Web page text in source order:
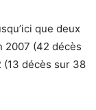
que deux
2007 (42 décès
(13 décès sur 38